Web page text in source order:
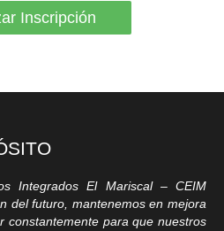
Inscripción
Integrados El Mariscal – CEIM
del futuro, mantenemos en mejora
constantemente para que nuestros